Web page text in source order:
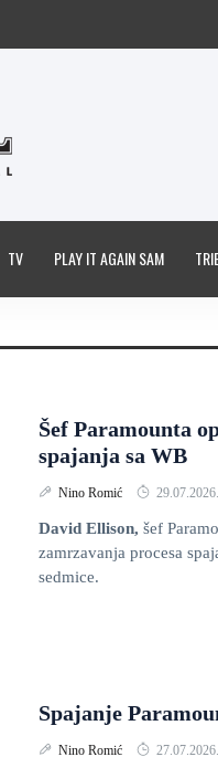
TV PLAY IT AGAIN SAM
Šef Paramounta
spajanja sa WB
Nino Romić 29.07.2026.
David Ellison, šef
zamrzavanja procesa
sedmice.
Spajanje
Nino Romić 27.07.2026.